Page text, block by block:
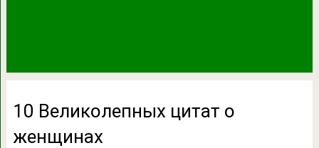
10 Великолепных цитат о
женщинах